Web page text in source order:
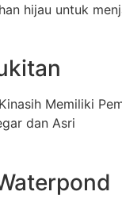
hijau untuk
Memiliki
dan Asri